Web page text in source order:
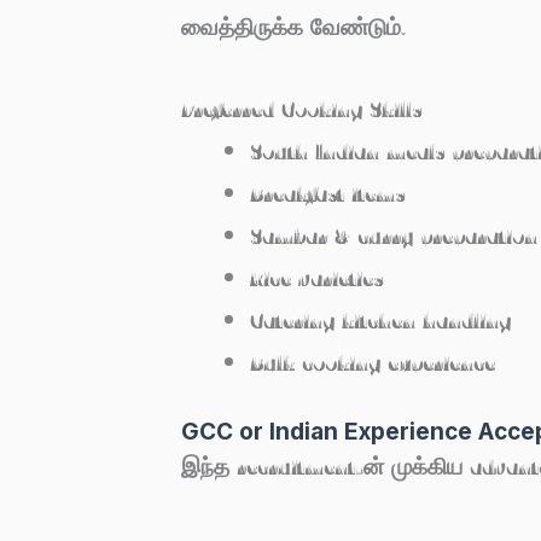
வைத்திருக்க வேண்டும்.
Preferred Cooking Skills
South Indian meals
Breakfast items
Sambar & curry preparation
Rice varieties
Catering kitchen handling
Bulk cooking experience
GCC or Indian Experience
இந்த recruitment-ன் முக்கிய